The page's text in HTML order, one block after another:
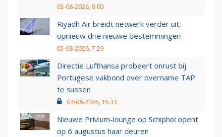
05-08-2026, 9:00
Riyadh Air breidt netwerk verder uit:
opnieuw drie nieuwe bestemmingen
05-08-2026, 7:29
Directie Lufthansa probeert onrust bij
Portugese vakbond over overname TAP
te sussen
04-08-2026, 15:33
Nieuwe Privium-lounge op Schiphol opent
op 6 augustus haar deuren